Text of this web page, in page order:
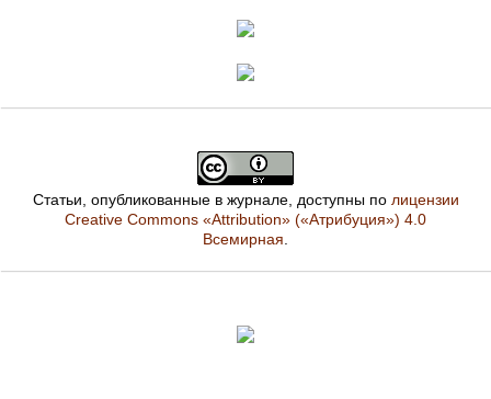
Статьи, опубликованные в журнале, доступны по лицензии
Creative Commons «Attribution» («Атрибуция») 4.0
Всемирная